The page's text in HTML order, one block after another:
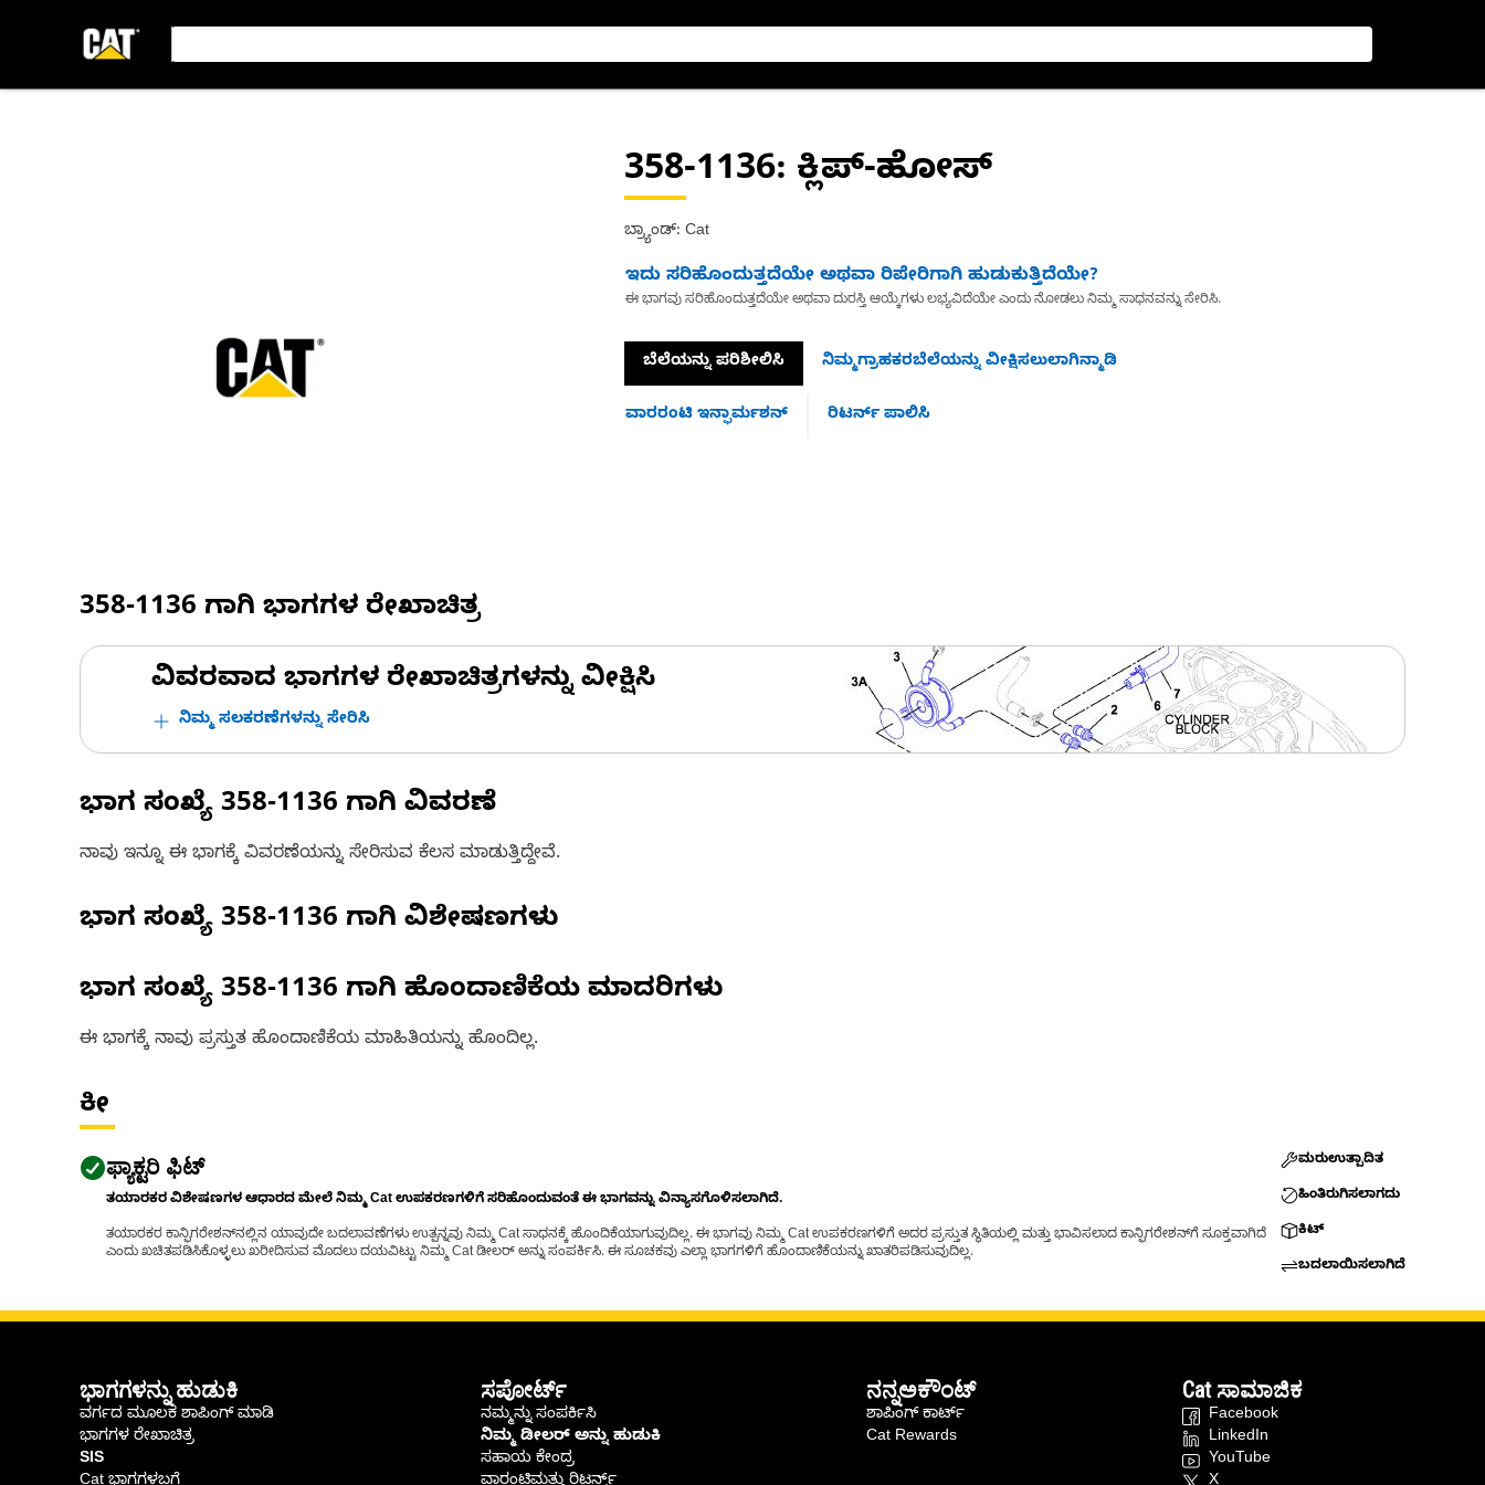
358-1136: ಕ್ಲಿಪ್-ಹೋಸ್
ಬ್ರ್ಯಾಂಡ್: Cat
ಇದು ಸರಿಹೊಂದುತ್ತದೆಯೇ ಅಥವಾ ರಿಪೇರಿಗಾಗಿ ಹುಡುಕುತ್ತಿದೆಯೇ?
ಈ ಭಾಗವು ಸರಿಹೊಂದುತ್ತದೆಯೇ ಅಥವಾ ದುರಸ್ತಿ ಆಯ್ಕೆಗಳು ಲಭ್ಯವಿದೆಯೇ ಎಂದು ನೋಡಲು ನಿಮ್ಮ ಸಾಧನವನ್ನು ಸೇರಿಸಿ.
ಬೆಲೆಯನ್ನು ಪರಿಶೀಲಿಸಿ ನಿಮ್ಮಗ್ರಾಹಕರಬೆಲೆಯನ್ನು ವೀಕ್ಷಿಸಲುಲಾಗಿನ್ಮಾಡಿ
ವಾರರಂಟಿ ಇನ್ಫಾರ್ಮಶನ್ ರಿಟರ್ನ್ ಪಾಲಿಸಿ
358-1136 ಗಾಗಿ ಭಾಗಗಳ ರೇಖಾಚಿತ್ರ
ವಿವರವಾದ ಭಾಗಗಳ ರೇಖಾಚಿತ್ರಗಳನ್ನು ವೀಕ್ಷಿಸಿ
ನಿಮ್ಮ ಸಲಕರಣೆಗಳನ್ನು ಸೇರಿಸಿ
ಭಾಗ ಸಂಖ್ಯೆ 358-1136 ಗಾಗಿ ವಿವರಣೆ
ನಾವು ಇನ್ನೂ ಈ ಭಾಗಕ್ಕೆ ವಿವರಣೆಯನ್ನು ಸೇರಿಸುವ ಕೆಲಸ ಮಾಡುತ್ತಿದ್ದೇವೆ.
ಭಾಗ ಸಂಖ್ಯೆ 358-1136 ಗಾಗಿ ವಿಶೇಷಣಗಳು
ಭಾಗ ಸಂಖ್ಯೆ 358-1136 ಗಾಗಿ ಹೊಂದಾಣಿಕೆಯ ಮಾದರಿಗಳು
ಈ ಭಾಗಕ್ಕೆ ನಾವು ಪ್ರಸ್ತುತ ಹೊಂದಾಣಿಕೆಯ ಮಾಹಿತಿಯನ್ನು ಹೊಂದಿಲ್ಲ.
ಕೀ
ಫ್ಯಾಕ್ಟರಿ ಫಿಟ್
ತಯಾರಕರ ವಿಶೇಷಣಗಳ ಆಧಾರದ ಮೇಲೆ ನಿಮ್ಮ Cat ಉಪಕರಣಗಳಿಗೆ ಸರಿಹೊಂದುವಂತೆ ಈ ಭಾಗವನ್ನು ವಿನ್ಯಾಸಗೊಳಿಸಲಾಗಿದೆ.
ತಯಾರಕರ ಕಾನ್ಫಿಗರೇಶನ್‌ನಲ್ಲಿನ ಯಾವುದೇ ಬದಲಾವಣೆಗಳು ಉತ್ಪನ್ನವು ನಿಮ್ಮ Cat ಸಾಧನಕ್ಕೆ ಹೊಂದಿಕೆಯಾಗುವುದಿಲ್ಲ. ಈ ಭಾಗವು ನಿಮ್ಮ Cat ಉಪಕರಣಗಳಿಗೆ ಅದರ ಪ್ರಸ್ತುತ ಸ್ಥಿತಿಯಲ್ಲಿ ಮತ್ತು ಭಾವಿಸಲಾದ ಕಾನ್ಫಿಗರೇಶನ್‌ಗೆ ಸೂಕ್ತವಾಗಿದೆ
ಎಂದು ಖಚಿತಪಡಿಸಿಕೊಳ್ಳಲು ಖರೀದಿಸುವ ಮೊದಲು ದಯವಿಟ್ಟು ನಿಮ್ಮ Cat ಡೀಲರ್ ಅನ್ನು ಸಂಪರ್ಕಿಸಿ. ಈ ಸೂಚಕವು ಎಲ್ಲಾ ಭಾಗಗಳಿಗೆ ಹೊಂದಾಣಿಕೆಯನ್ನು ಖಾತರಿಪಡಿಸುವುದಿಲ್ಲ.
ಮರುಉತ್ಪಾದಿತ
ಹಿಂತಿರುಗಿಸಲಾಗದು
ಕಿಟ್
ಬದಲಾಯಿಸಲಾಗಿದೆ
ಭಾಗಗಳನ್ನು ಹುಡುಕಿ
ವರ್ಗದ ಮೂಲಕ ಶಾಪಿಂಗ್ ಮಾಡಿ
ಭಾಗಗಳ ರೇಖಾಚಿತ್ರ
SIS
ಸಪೋರ್ಟ್
ನಮ್ಮನ್ನು ಸಂಪರ್ಕಿಸಿ
ನಿಮ್ಮ ಡೀಲರ್ ಅನ್ನು ಹುಡುಕಿ
ಸಹಾಯ ಕೇಂದ್ರ
ನನ್ನಅಕೌಂಟ್
ಶಾಪಿಂಗ್ ಕಾರ್ಟ್
Cat Rewards
Cat ಸಾಮಾಜಿಕ
Facebook
LinkedIn
YouTube